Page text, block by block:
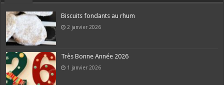
Biscuits fondants au rhum
2 janvier 2026
Très Bonne Année 2026
1 janvier 2026